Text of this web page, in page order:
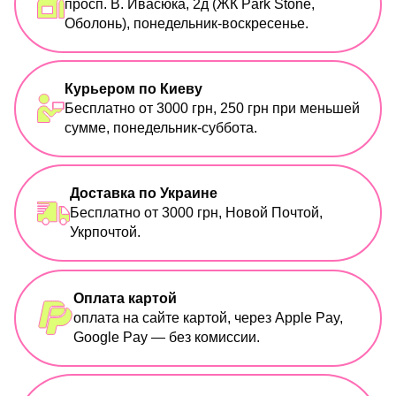
просп. В. Ивасюка, 2д (ЖК Park Stone,
Оболонь), понедельник-воскресенье.
Курьером по Киеву
Бесплатно от 3000 грн, 250 грн при меньшей
сумме, понедельник-суббота.
Доставка по Украине
Бесплатно от 3000 грн, Новой Почтой,
Укрпочтой.
Оплата картой
оплата на сайте картой, через Apple Pay,
Google Pay — без комиссии.